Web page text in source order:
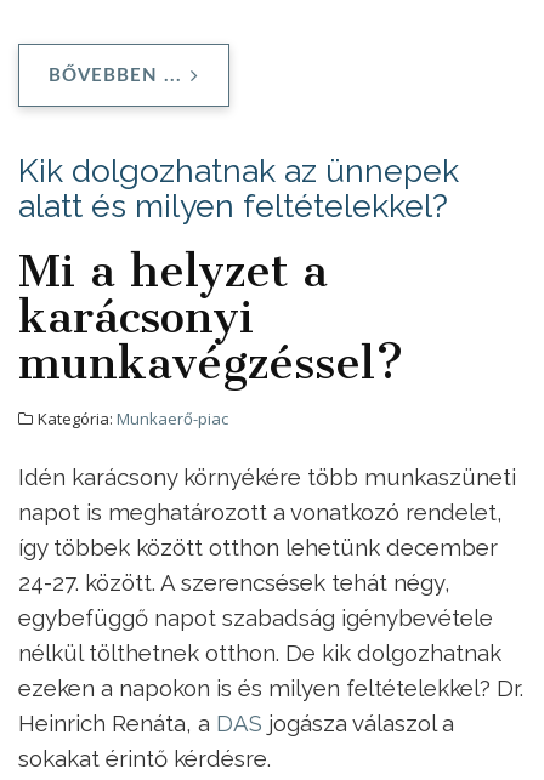
BŐVEBBEN ...
Kik dolgozhatnak az ünnepek
alatt és milyen feltételekkel?
Mi a helyzet a
karácsonyi
munkavégzéssel?
Kategória: Munkaerő-piac
Idén karácsony környékére több munkaszüneti
napot is meghatározott a vonatkozó rendelet,
így többek között otthon lehetünk december
24-27. között. A szerencsések tehát négy,
egybefüggő napot szabadság igénybevétele
nélkül tölthetnek otthon. De kik dolgozhatnak
ezeken a napokon is és milyen feltételekkel? Dr.
Heinrich Renáta, a DAS jogásza válaszol a
sokakat érintő kérdésre.